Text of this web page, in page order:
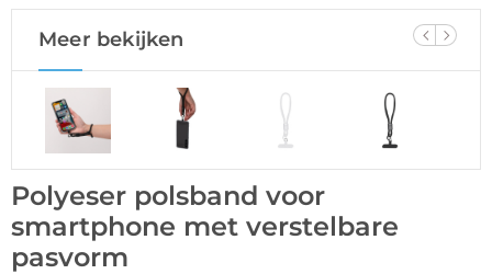
Meer bekijken
Polyeser polsband voor
smartphone met verstelbare
pasvorm